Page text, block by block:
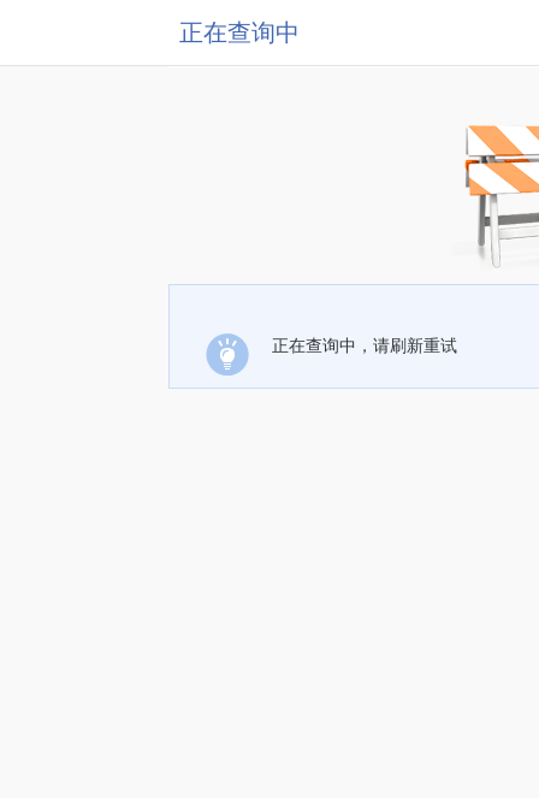
正在查询中
正在查询中，请刷新重试